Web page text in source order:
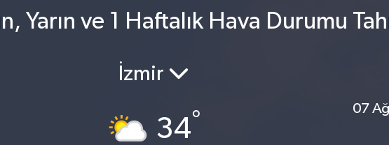
Yarın ve 1 Haftalık Hava Durumu
İzmir
34°
07